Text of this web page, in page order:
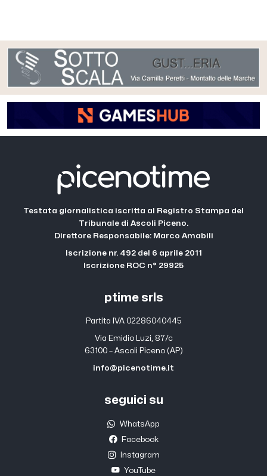
Testata giornalistica iscritta al Registro Stampa del
Tribunale di Ascoli Piceno.
Direttore Responsabile: Marco Amabili
Iscrizione nr. 492 del 6 aprile 2011
Iscrizione ROC n° 29925
ptime srls
Partita IVA 02286040445
Via Emidio Luzi, 87/c
63100 – Ascoli Piceno (AP)
info@picenotime.it
seguici su
WhatsApp
Facebook
Instagram
YouTube